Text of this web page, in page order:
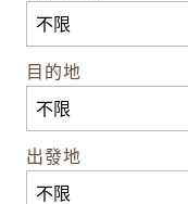
目的地
出發地